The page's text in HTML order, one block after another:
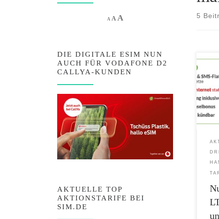
5
für
Der
A Decrease font size.
AReset font size.
AIncrease font size.
DIE DIGITALE ESIM NUN
AUCH FÜR VODAFONE D2
CALLYA-KUNDEN
AKTUELLE TOP
AKTIONSTARIFE BEI
SIM.DE